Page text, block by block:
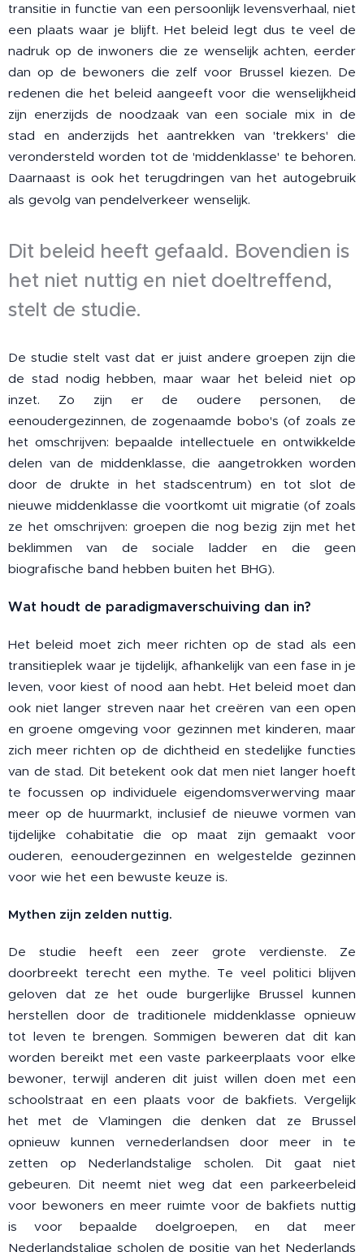
transitie in functie van een persoonlijk levensverhaal, niet
een plaats waar je blijft. Het beleid legt dus te veel de
nadruk op de inwoners die ze wenselijk achten, eerder
dan op de bewoners die zelf voor Brussel kiezen. De
redenen die het beleid aangeeft voor die wenselijkheid
zijn enerzijds de noodzaak van een sociale mix in de
stad en anderzijds het aantrekken van 'trekkers' die
verondersteld worden tot de 'middenklasse' te behoren.
Daarnaast is ook het terugdringen van het autogebruik
als gevolg van pendelverkeer wenselijk.
Dit beleid heeft gefaald. Bovendien is
het niet nuttig en niet doeltreffend,
stelt de studie.
De studie stelt vast dat er juist andere groepen zijn die
de stad nodig hebben, maar waar het beleid niet op
inzet. Zo zijn er de oudere personen, de
eenoudergezinnen, de zogenaamde bobo's (of zoals ze
het omschrijven: bepaalde intellectuele en ontwikkelde
delen van de middenklasse, die aangetrokken worden
door de drukte in het stadscentrum) en tot slot de
nieuwe middenklasse die voortkomt uit migratie (of zoals
ze het omschrijven: groepen die nog bezig zijn met het
beklimmen van de sociale ladder en die geen
biografische band hebben buiten het BHG).
Wat houdt de paradigmaverschuiving dan in?
Het beleid moet zich meer richten op de stad als een
transitieplek waar je tijdelijk, afhankelijk van een fase in je
leven, voor kiest of nood aan hebt. Het beleid moet dan
ook niet langer streven naar het creëren van een open
en groene omgeving voor gezinnen met kinderen, maar
zich meer richten op de dichtheid en stedelijke functies
van de stad. Dit betekent ook dat men niet langer hoeft
te focussen op individuele eigendomsverwerving maar
meer op de huurmarkt, inclusief de nieuwe vormen van
tijdelijke cohabitatie die op maat zijn gemaakt voor
ouderen, eenoudergezinnen en welgestelde gezinnen
voor wie het een bewuste keuze is.
Mythen zijn zelden nuttig.
De studie heeft een zeer grote verdienste. Ze
doorbreekt terecht een mythe. Te veel politici blijven
geloven dat ze het oude burgerlijke Brussel kunnen
herstellen door de traditionele middenklasse opnieuw
tot leven te brengen. Sommigen beweren dat dit kan
worden bereikt met een vaste parkeerplaats voor elke
bewoner, terwijl anderen dit juist willen doen met een
schoolstraat en een plaats voor de bakfiets. Vergelijk
het met de Vlamingen die denken dat ze Brussel
opnieuw kunnen vernederlandsen door meer in te
zetten op Nederlandstalige scholen. Dit gaat niet
gebeuren. Dit neemt niet weg dat een parkeerbeleid
voor bewoners en meer ruimte voor de bakfiets nuttig
is voor bepaalde doelgroepen, en dat meer
Nederlandstalige scholen de positie van het Nederlands